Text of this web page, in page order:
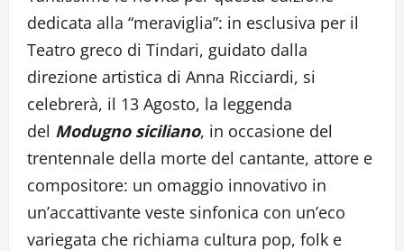
dedicata alla “meraviglia”: in esclusiva per il
Teatro greco di Tindari, guidato dalla
direzione artistica di Anna Ricciardi, si
celebrerà, il 13 Agosto, la leggenda
del Modugno siciliano, in occasione del
trentennale della morte del cantante, attore e
compositore: un omaggio innovativo in
un’accattivante veste sinfonica con un’eco
variegata che richiama cultura pop, folk e